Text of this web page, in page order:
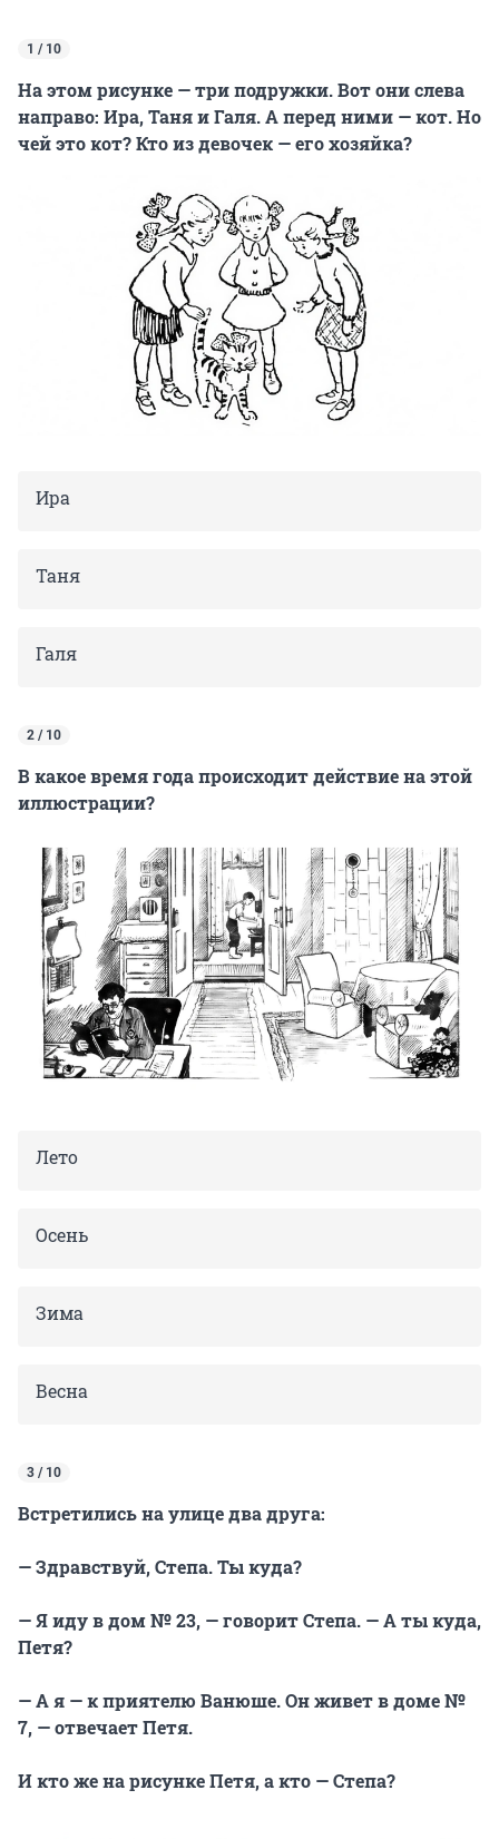
1 / 10
На этом рисунке — три подружки. Вот они слева
направо: Ира, Таня и Галя. А перед ними — кот. Но
чей это кот? Кто из девочек — его хозяйка?
Ира
Таня
Галя
2 / 10
В какое время года происходит действие на этой
иллюстрации?
Лето
Осень
Зима
Весна
3 / 10
Встретились на улице два друга:
— Здравствуй, Степа. Ты куда?
— Я иду в дом № 23, — говорит Степа. — А ты куда,
Петя?
— А я — к приятелю Ванюше. Он живет в доме №
7, — отвечает Петя.
И кто же на рисунке Петя, а кто — Степа?